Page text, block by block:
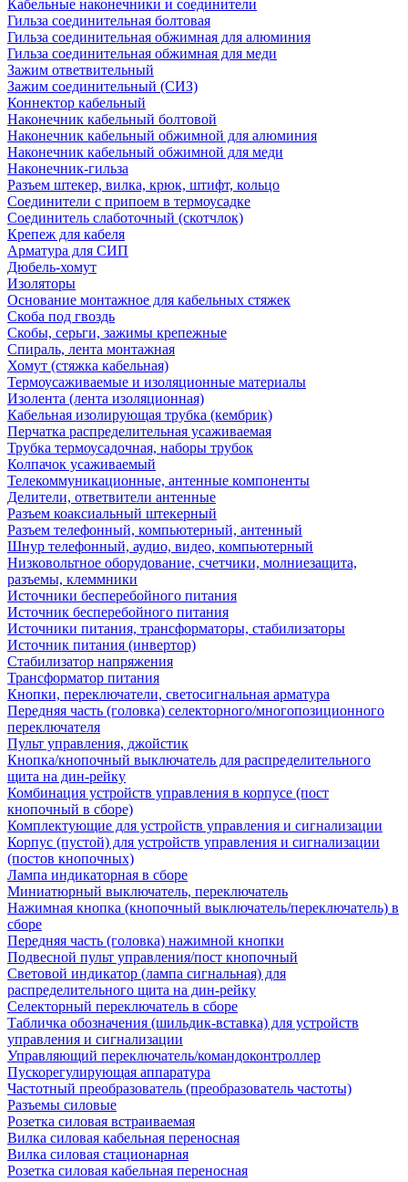
Кабельные наконечники и соединители
Гильза соединительная болтовая
Гильза соединительная обжимная для алюминия
Гильза соединительная обжимная для меди
Зажим ответвительный
Зажим соединительный (СИЗ)
Коннектор кабельный
Наконечник кабельный болтовой
Наконечник кабельный обжимной для алюминия
Наконечник кабельный обжимной для меди
Наконечник-гильза
Разъем штекер, вилка, крюк, штифт, кольцо
Соединители с припоем в термоусадке
Соединитель слаботочный (скотчлок)
Крепеж для кабеля
Арматура для СИП
Дюбель-хомут
Изоляторы
Основание монтажное для кабельных стяжек
Скоба под гвоздь
Скобы, серьги, зажимы крепежные
Спираль, лента монтажная
Хомут (стяжка кабельная)
Термоусаживаемые и изоляционные материалы
Изолента (лента изоляционная)
Кабельная изолирующая трубка (кембрик)
Перчатка распределительная усаживаемая
Трубка термоусадочная, наборы трубок
Колпачок усаживаемый
Телекоммуникационные, антенные компоненты
Делители, ответвители антенные
Разъем коаксиальный штекерный
Разъем телефонный, компьютерный, антенный
Шнур телефонный, аудио, видео, компьютерный
Низковольтное оборудование, счетчики, молниезащита,
разъемы, клеммники
Источники бесперебойного питания
Источник бесперебойного питания
Источники питания, трансформаторы, стабилизаторы
Источник питания (инвертор)
Стабилизатор напряжения
Трансформатор питания
Кнопки, переключатели, светосигнальная арматура
Передняя часть (головка) селекторного/многопозиционного
переключателя
Пульт управления, джойстик
Кнопка/кнопочный выключатель для распределительного
щита на дин-рейку
Комбинация устройств управления в корпусе (пост
кнопочный в сборе)
Комплектующие для устройств управления и сигнализации
Корпус (пустой) для устройств управления и сигнализации
(постов кнопочных)
Лампа индикаторная в сборе
Миниатюрный выключатель, переключатель
Нажимная кнопка (кнопочный выключатель/переключатель) в
сборе
Передняя часть (головка) нажимной кнопки
Подвесной пульт управления/пост кнопочный
Световой индикатор (лампа сигнальная) для
распределительного щита на дин-рейку
Селекторный переключатель в сборе
Табличка обозначения (шильдик-вставка) для устройств
управления и сигнализации
Управляющий переключатель/командоконтроллер
Пускорегулирующая аппаратура
Частотный преобразователь (преобразователь частоты)
Разъемы силовые
Розетка силовая встраиваемая
Вилка силовая кабельная переносная
Вилка силовая стационарная
Розетка силовая кабельная переносная